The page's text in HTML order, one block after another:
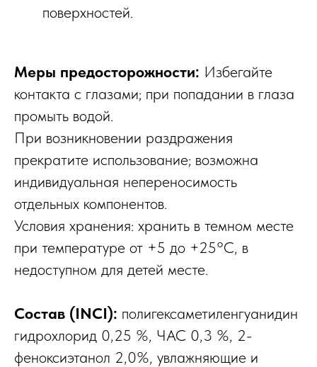
поверхностей.
Меры предосторожности: Избегайте
контакта с глазами; при попадании в глаза
промыть водой.
При возникновении раздражения
прекратите использование; возможна
индивидуальная непереносимость
отдельных компонентов.
Условия хранения: хранить в темном месте
при температуре от +5 до +25°С, в
недоступном для детей месте.
Состав (INCI): полигексаметиленгуанидин
гидрохлорид 0,25 %, ЧАС 0,3 %, 2-
феноксиэтанол 2,0%, увлажняющие и